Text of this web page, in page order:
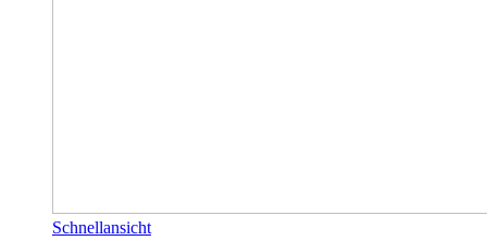
Schnellansicht